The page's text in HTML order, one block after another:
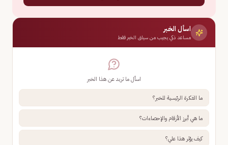
اسأل الخبر
مساعد ذكي يجيب من سياق الخبر فقط
اسأل ما تريد عن هذا الخبر
ما الفكرة الرئيسية للخبر؟
ما هي أبرز الأرقام والإحصاءات؟
كيف يؤثر هذا علي؟